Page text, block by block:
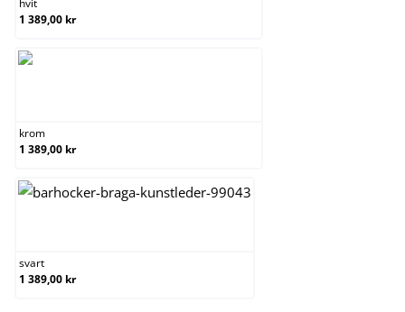
1 389,00 kr
krom
1 389,00 kr
svart
1 389,00 kr